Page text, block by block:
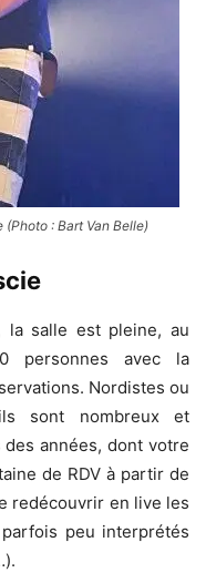
: Bart Van Belle)
la salle est pleine, au
personnes avec la
Nordistes ou
sont nombreux et
années, dont votre
de RDV à partir de
redécouvrir en live les
peu interprétés